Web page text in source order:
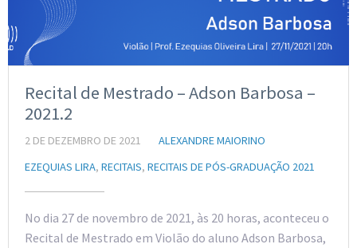
Recital de Mestrado – Adson Barbosa –
2021.2
2 DE DEZEMBRO DE 2021
ALEXANDRE MAIORINO
EZEQUIAS LIRA, RECITAIS, RECITAIS DE PÓS-GRADUAÇÃO 2021
No dia 27 de novembro de 2021, às 20 horas, aconteceu o
Recital de Mestrado em Violão do aluno Adson Barbosa,